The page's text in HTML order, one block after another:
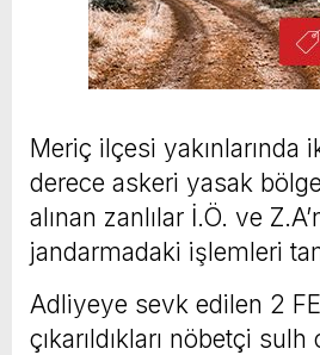
Meriç ilçesi yakınlarında
derece askeri yasak
alınan zanlılar İ.Ö. ve
jandarmadaki işlemleri
Adliyeye sevk edilen 2
çıkarıldıkları nöbetçi sulh